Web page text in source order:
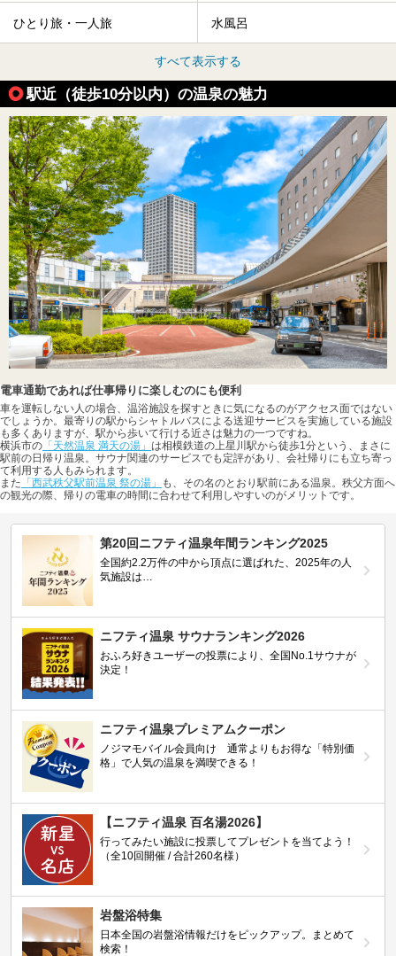
ひとり旅・一人旅 水風呂
すべて表示する
駅近（徒歩10分以内）の温泉の魅力
電車通勤であれば仕事帰りに楽しむのにも便利
車を運転しない人の場合、温浴施設を探すときに気になるのがアクセス面ではない
でしょうか。最寄りの駅からシャトルバスによる送迎サービスを実施している施設
も多くありますが、駅から歩いて行ける近さは魅力の一つですね。
横浜市の 「天然温泉 満天の湯」 は相模鉄道の上星川駅から徒歩1分という、まさに
駅前の日帰り温泉。サウナ関連のサービスでも定評があり、会社帰りにも立ち寄っ
て利用する人もみられます。
また 「西武秩父駅前温泉 祭の湯」
も、その名のとおり駅前にある温泉。秩父方面へ
の観光の際、帰りの電車の時間に合わせて利用しやすいのがメリットです。
第20回ニフティ温泉年間ランキング2025
全国約2.2万件の中から頂点に選ばれた、2025年の人
気施設は…
ニフティ温泉 サウナランキング2026
おふろ好きユーザーの投票により、全国No.1サウナが
決定！
ニフティ温泉プレミアムクーポン
ノジマモバイル会員向け 通常よりもお得な「特別価
格」で人気の温泉を満喫できる！
【ニフティ温泉 百名湯2026】
行ってみたい施設に投票してプレゼントを当てよう！
（全10回開催 / 合計260名様）
岩盤浴特集
日本全国の岩盤浴情報だけをピックアップ。まとめて
検索！